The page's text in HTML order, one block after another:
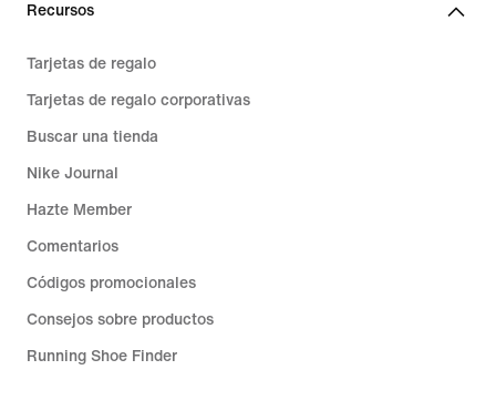
Recursos
Tarjetas de regalo
Tarjetas de regalo corporativas
Buscar una tienda
Nike Journal
Hazte Member
Comentarios
Códigos promocionales
Consejos sobre productos
Running Shoe Finder